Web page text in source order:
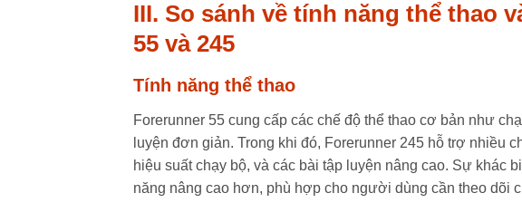
III. So sánh về tính năng thể thao
55 và 245
Tính năng thể thao
Forerunner 55 cung cấp các chế độ thể thao cơ bản như
luyện đơn giản. Trong khi đó, Forerunner 245 hỗ trợ nhiều
hiệu suất chạy bộ, và các bài tập luyện nâng cao. Sự khác
năng nâng cao hơn, phù hợp cho người dùng cần theo dõi